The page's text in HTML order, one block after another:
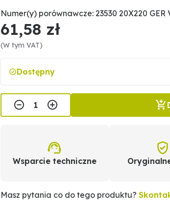
Numer(y) porównawcze: 23530 20X220 GER
61,58 zł
(W tym VAT)
Dostępny
Wsparcie techniczne
Masz pytania co do tego produktu?